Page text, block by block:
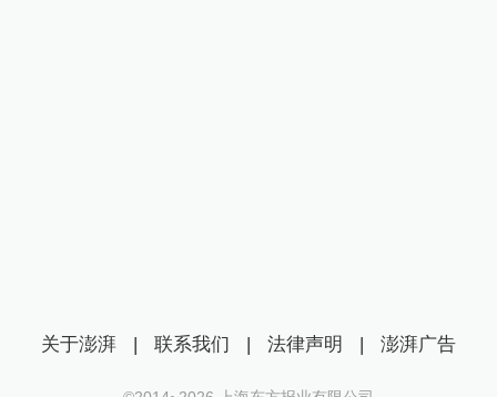
关于澎湃 | 联系我们 | 法律声明 | 澎湃广告